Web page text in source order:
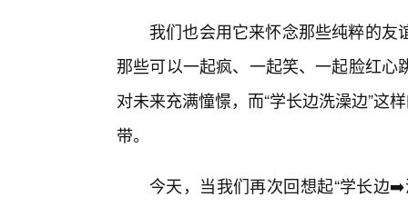
我们也会用它来怀念那些纯粹的
那些可以一起疯、一起笑、一起脸红
对未来充满憧憬，而“学长边洗澡边”这
带。
今天，当我们再次回想起“学长边